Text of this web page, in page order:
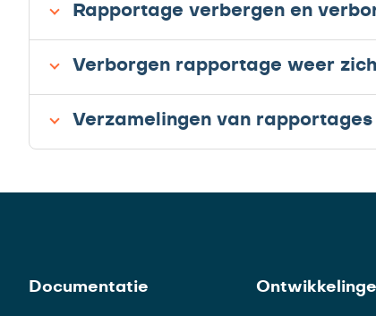
Rapportage verbergen en
Verborgen rapportage weer
Verzamelingen van
Documentatie